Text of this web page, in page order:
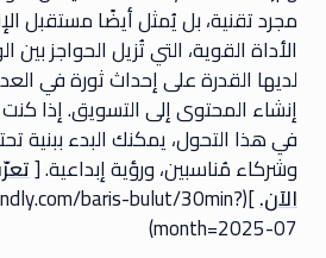
مجرد تقنية، بل يُمثل أيضًا مستقبل
الأداة القوية، التي تُزيل الحواجز بين
لديها القدرة على إحداث ثورة في
إنشاء المحتوى إلى التسويق. إذا
في هذا التحول، يمكنك البدء ببنية
وشركاء مُناسبين، ورؤية إبداعية. [
الآن. baris-bulut/30min?
month=2025-07)